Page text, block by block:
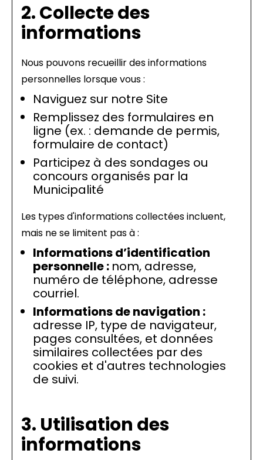
2. Collecte des
informations
Nous pouvons recueillir des informations
personnelles lorsque vous :
Naviguez sur notre Site
Remplissez des formulaires en
ligne (ex. : demande de permis,
formulaire de contact)
Participez à des sondages ou
concours organisés par la
Municipalité
Les types d'informations collectées incluent,
mais ne se limitent pas à :
Informations d’identification
personnelle : nom, adresse,
numéro de téléphone, adresse
courriel.
Informations de navigation :
adresse IP, type de navigateur,
pages consultées, et données
similaires collectées par des
cookies et d'autres technologies
de suivi.
3. Utilisation des
informations